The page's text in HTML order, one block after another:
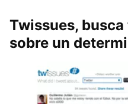
Twissues,
sobre un